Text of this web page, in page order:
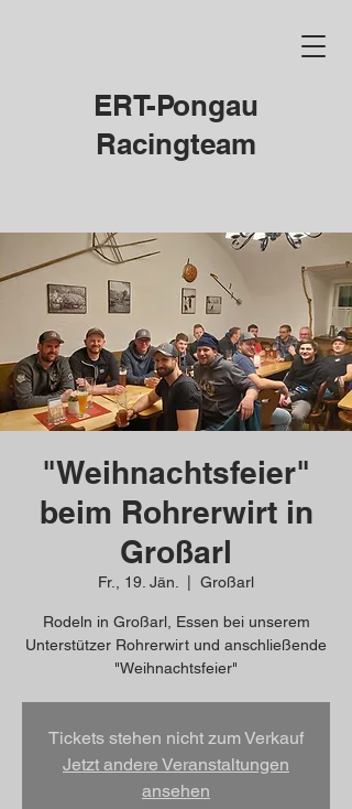
ERT-Pongau
Racingteam
"Weihnachtsfeier"
beim Rohrerwirt in
Großarl
Fr., 19. Jän. Großarl
Rodeln in Großarl, Essen bei unserem
Unterstützer Rohrerwirt und anschließende
"Weihnachtsfeier"
Tickets stehen nicht zum Verkauf
Jetzt andere Veranstaltungen
ansehen